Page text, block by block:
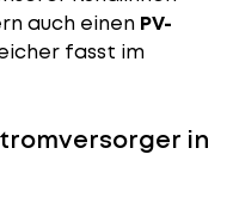
auch einen PV-
fasst im
in